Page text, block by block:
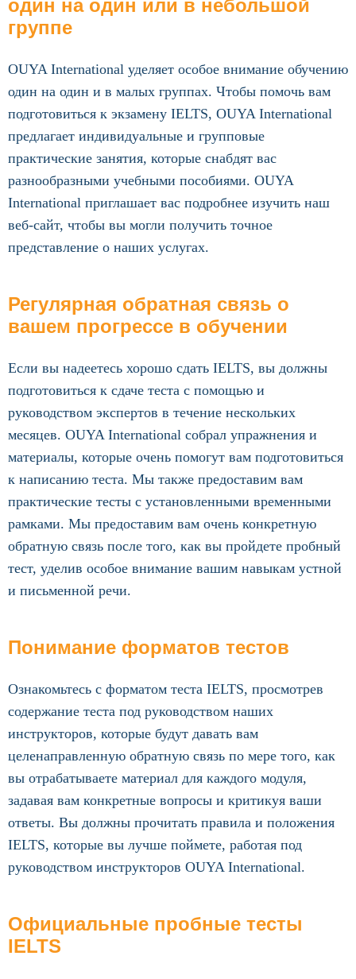
один на один или в небольшой
группе
OUYA International уделяет особое внимание обучению
один на один и в малых группах. Чтобы помочь вам
подготовиться к экзамену IELTS, OUYA International
предлагает индивидуальные и групповые
практические занятия, которые снабдят вас
разнообразными учебными пособиями. OUYA
International приглашает вас подробнее изучить наш
веб-сайт, чтобы вы могли получить точное
представление о наших услугах.
Регулярная обратная связь о
вашем прогрессе в обучении
Если вы надеетесь хорошо сдать IELTS, вы должны
подготовиться к сдаче теста с помощью и
руководством экспертов в течение нескольких
месяцев. OUYA International собрал упражнения и
материалы, которые очень помогут вам подготовиться
к написанию теста. Мы также предоставим вам
практические тесты с установленными временными
рамками. Мы предоставим вам очень конкретную
обратную связь после того, как вы пройдете пробный
тест, уделив особое внимание вашим навыкам устной
и письменной речи.
Понимание форматов тестов
Ознакомьтесь с форматом теста IELTS, просмотрев
содержание теста под руководством наших
инструкторов, которые будут давать вам
целенаправленную обратную связь по мере того, как
вы отрабатываете материал для каждого модуля,
задавая вам конкретные вопросы и критикуя ваши
ответы. Вы должны прочитать правила и положения
IELTS, которые вы лучше поймете, работая под
руководством инструкторов OUYA International.
Официальные пробные тесты
IELTS